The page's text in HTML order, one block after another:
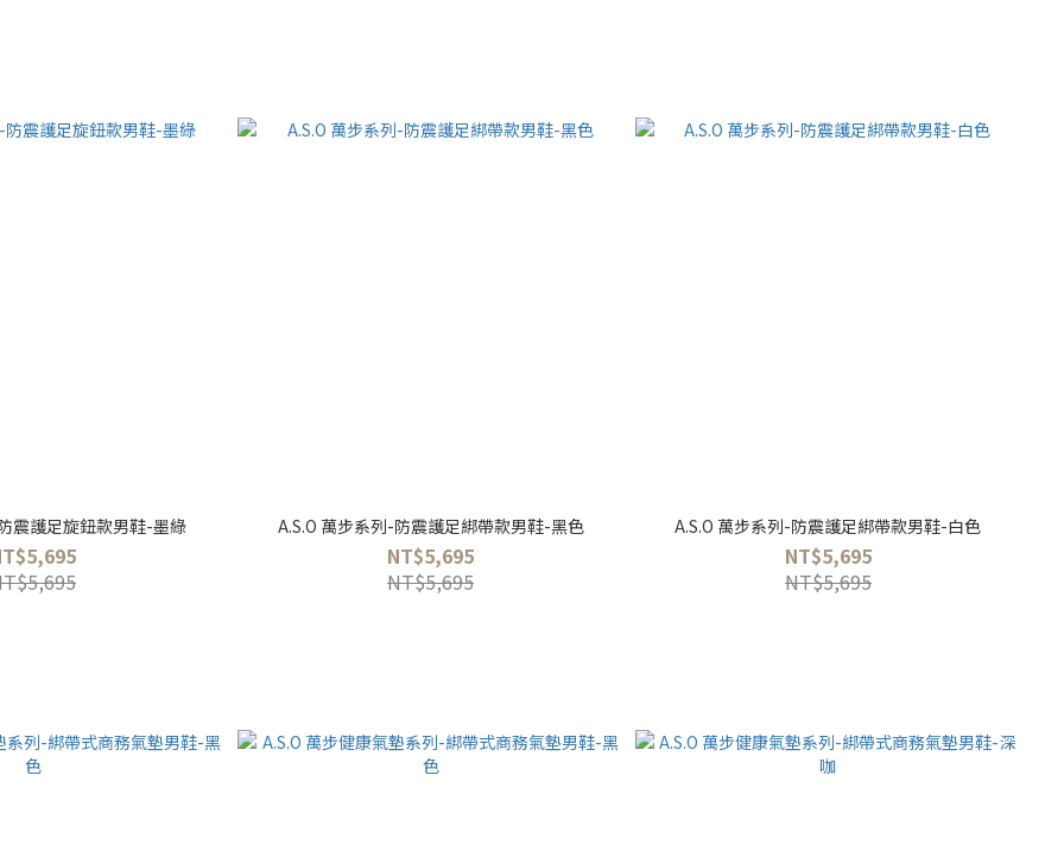
震護足旋鈕款男鞋-墨綠 A.S.O 萬步系列-防震護足綁帶款男鞋-黑色
NT$5,695
NT$5,695
A.S.O 萬步系列-防震護足綁帶款男鞋-白色
NT$5,695
NT$5,695